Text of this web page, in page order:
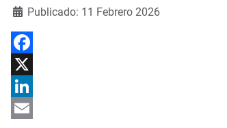
DetallesPublicado: 11 Febrero 2026
Facebook
X
LinkedIn